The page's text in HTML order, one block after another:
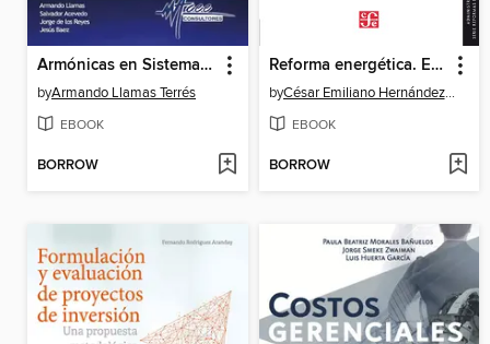
Armónicas en Sistemas Eléctricos Industriales
byArmando Llamas Terrés
EBOOK
BORROW
Reforma energética. Electricidad
by César Emiliano Hernández Ochoa
EBOOK
BORROW